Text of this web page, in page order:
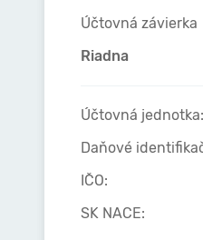
Účtovná závierka
Riadna
Účtovná jednotka:
Daňové
IČO:
SK NACE: